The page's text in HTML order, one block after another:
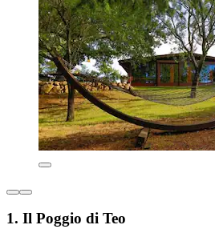
1. Il Poggio di Teo